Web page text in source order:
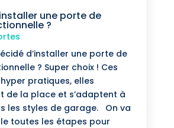
une porte de
?
d’installer une porte de
? Super choix ! Ces
pratiques, elles
de la place et s’adaptent à
les styles de garage. On va
toutes les étapes pour